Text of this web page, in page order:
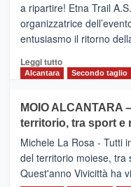
dell’Etna,
presentata
l’edizione
2026
a ripartire! Etna Trail
organizzatrice
entusiasmo il ritorno
Leggi tuttoLeggi
Torna
la
Supermaratona
dell’Etna
Alcantara Secondo taglio
MOIO ALCANTARA
territorio, tra sport e
Michele La Rosa - Tutti
del territorio moiese, tra
Quest'anno Vivicittà ha